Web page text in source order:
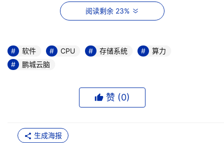
操作系统领域国家科技进步奖获得者，凭借安全能力和可靠
性能，适配软硬件产品超过10000款，目前已经在政务、电
一万多家单位得到广泛应用。
KylinOS V10的更多打榜活动，麒麟公司将全力保障，并借
此对系统的鲁棒性和性能进行优化。
阅读剩余 23%
软件 CPU 存储系统
算力
鹏城云脑
赞 (0)
生成海报